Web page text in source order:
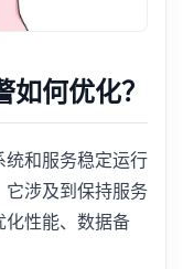
何优化？
和服务稳定运行
涉及到保持服务
性能、数据备